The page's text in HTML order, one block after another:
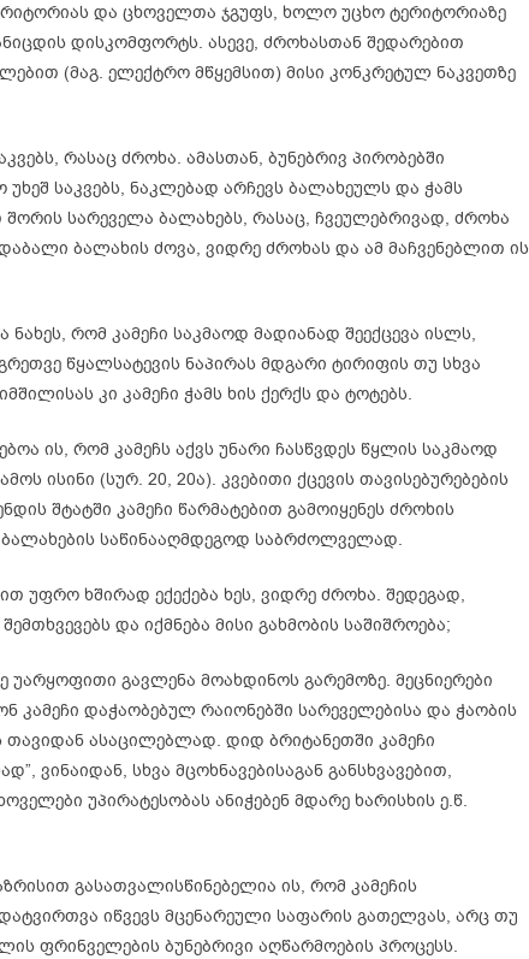
და ცხოველთა ჯგუფს, ხოლო უცხო ტერიტორიაზე
დისკომფორტს. ასევე, ძროხასთან შედარებით
(მაგ. ელექტრო მწყემსით) მისი კონკრეტულ ნაკვეთზე
რასაც ძროხა. ამასთან, ბუნებრივ პირობებში
საკვებს, ნაკლებად არჩევს ბალახეულს და ჭამს
სარეველა ბალახებს, რასაც, ჩვეულებრივად, ძროხა
ბალახის ძოვა, ვიდრე ძროხას და ამ მაჩვენებლით ის
რომ კამეჩი საკმაოდ მადიანად შეექცევა ისლს,
წყალსატევის ნაპირას მდგარი ტირიფის თუ სხვა
კი კამეჩი ჭამს ხის ქერქს და ტოტებს.
ის, რომ კამეჩს აქვს უნარი ჩასწვდეს წყლის საკმაოდ
ისინი (სურ. 20, 20ა). კვებითი ქცევის თავისებურებების
შტატში კამეჩი წარმატებით გამოიყენეს ძროხის
საწინააღმდეგოდ საბრძოლველად.
უფრო ხშირად ექექება ხეს, ვიდრე ძროხა. შედეგად,
და იქმნება მისი გახმობის საშიშროება;
უარყოფითი გავლენა მოახდინოს გარემოზე. მეცნიერები
კამეჩი დაჭაობებულ რაიონებში სარეველებისა და ჭაობის
ასაცილებლად. დიდ ბრიტანეთში კამეჩი
ვინაიდან, სხვა მცოხნავებისაგან განსხვავებით,
უპირატესობას ანიჭებენ მდარე ხარისხის ე.წ.
გასათვალისწინებელია ის, რომ კამეჩის
იწვევს მცენარეული საფარის გათელვას, არც თუ
ფრინველების ბუნებრივი აღწარმოების პროცესს.